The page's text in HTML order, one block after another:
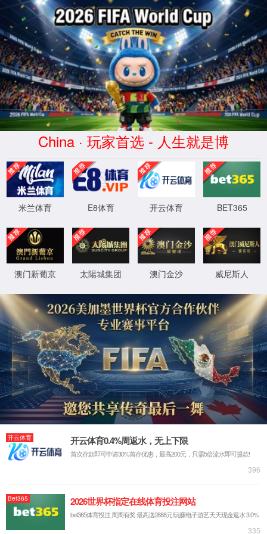
模块不存在:info
你可以返回上一页重试，或直接向我们反馈错
误报告
返回主页
反馈错误
XML 地图